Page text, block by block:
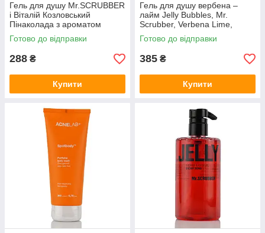
Гель для душу Mr.SCRUBBER
і Віталій Козловський
Пінаколада з ароматом
кокоса та
ананаса, Shower Gel 200 мл
Готово до відправки
288 ₴
Купити
Гель для душу вербена –
лайм Jelly Bubbles, Mr.
Scrubber, Verbena Lime,
500мол
Готово до відправки
385 ₴
Купити